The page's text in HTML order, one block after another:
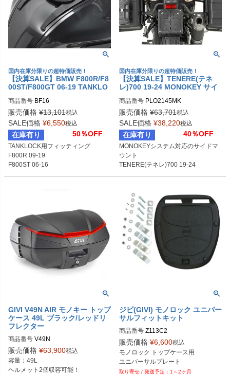
国内在庫分限りの超特価販売！
【決算SALE】BMW F800R/F8
00ST/F800GT 06-19 TANKLO
ト GIVI
商品番号 BF16
販売価格 ¥13,101税込
SALE価格 ¥6,550税込
在庫有り 50％OFF
TANKLOCK用フィッティング
F800R 09-19
F800ST 06-16
国内在庫分限りの超特価販売！
【決算SALE】TENERE(テネ
レ)700 19-24 MONOKEY サイ
商品番号
販売価格 ¥63,701税込
SALE価格 ¥38,220税込
在庫有り 40％OFF
MONOKEYシステム対応のサイドマ
ウント
TENERE(テネレ)700 19-24
GIVI V49N AIR モノキー トップ
ケース 49L ブラック/レッドリ
フレクター
商品番号 V49N
販売価格 ¥63,900税込
容量：49L
ヘルメット2個収容可能！
ジビ(GIVI) モノロック ユニバー
サルフィットキット
商品番号
販売価格 ¥6,600税込
モノロック トップケース用
ユニバーサルプレート
1～2ヶ月